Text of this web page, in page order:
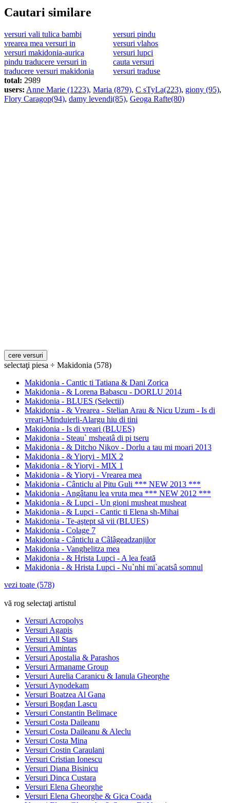
Cautari similare
versuri vali tulica bambi
versuri pindu
vrearea mea versuri in
versuri vlahos
versuri makidonia-aurica
versuri lupci
pindu traducere versuri in
cauta versuri
traducere versuri makidonia
versuri traduse
total: 2989
users: Anne Marie (1223), Maria (879), C sTyLa(223), giony (95),
Flory Caragop(94), damy levendi(85), Geoga Rafte(80)
selectaţi piesa ÷ Makidonia (578)
Makidonia - Cantic ti Tatiana & Dani Zorica
Makidonia - & Lorena Babascu - DORLU 2014
Makidonia - BLUES (Selectii)
Makidonia - & Vrearea - Stelian Arau & Nicu Uzum - Is di
vreari-Minduierli-Alargu hiu di tini
Makidonia - Is di vreari (BLUES)
Makidonia - Steau` msheatâ di pi tseru
Makidonia - & Ditcho Nikov - Dorlu a tau mi moari 2013
Makidonia - & Yioryi - MIX 2
Makidonia - & Yioryi - MIX 1
Makidonia - & Yioryi - Vrearea mea
Makidonia - Cânticlu al Pitu Guli *** NEW 2013 ***
Makidonia - Angâtanu lea vruta mea *** NEW 2012 ***
Makidonia - & Lupci - Un gioni musheat musheat
Makidonia - & Lupci - Cantic ti Elena sh-Mihai
Makidonia - Te-aştept să vii (BLUES)
Makidonia - Colage 7
Makidonia - Cânticlu a Câlâgeadzanjilor
Makidonia - Vanghelitza mea
Makidonia - & Hrista Lupci - A lea feată
Makidonia - & Hrista Lupci - Nu`nhi mi`acatsâ somnul
vezi toate (578)
vă rog selectaţi artistul
Versuri Acropolys
Versuri Agapis
Versuri All Stars
Versuri Amintas
Versuri Apostalia & Parashos
Versuri Armaname Group
Versuri Aurelia Caranicu & Ianula Gheorghe
Versuri Aynodekam
Versuri Boatzea Al Gana
Versuri Bogdan Lascu
Versuri Constantin Belimace
Versuri Costa Daileanu
Versuri Costa Daileanu & Aleclu
Versuri Costa Mina
Versuri Costin Caraulani
Versuri Cristian Ionescu
Versuri Diana Bisinicu
Versuri Dinca Custara
Versuri Elena Gheorghe
Versuri Elena Gheorghe & Gica Coada